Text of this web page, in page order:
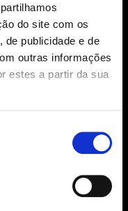
do site com os
de publicidade e de
outras informações
estes a partir da sua
Grupo Editorial